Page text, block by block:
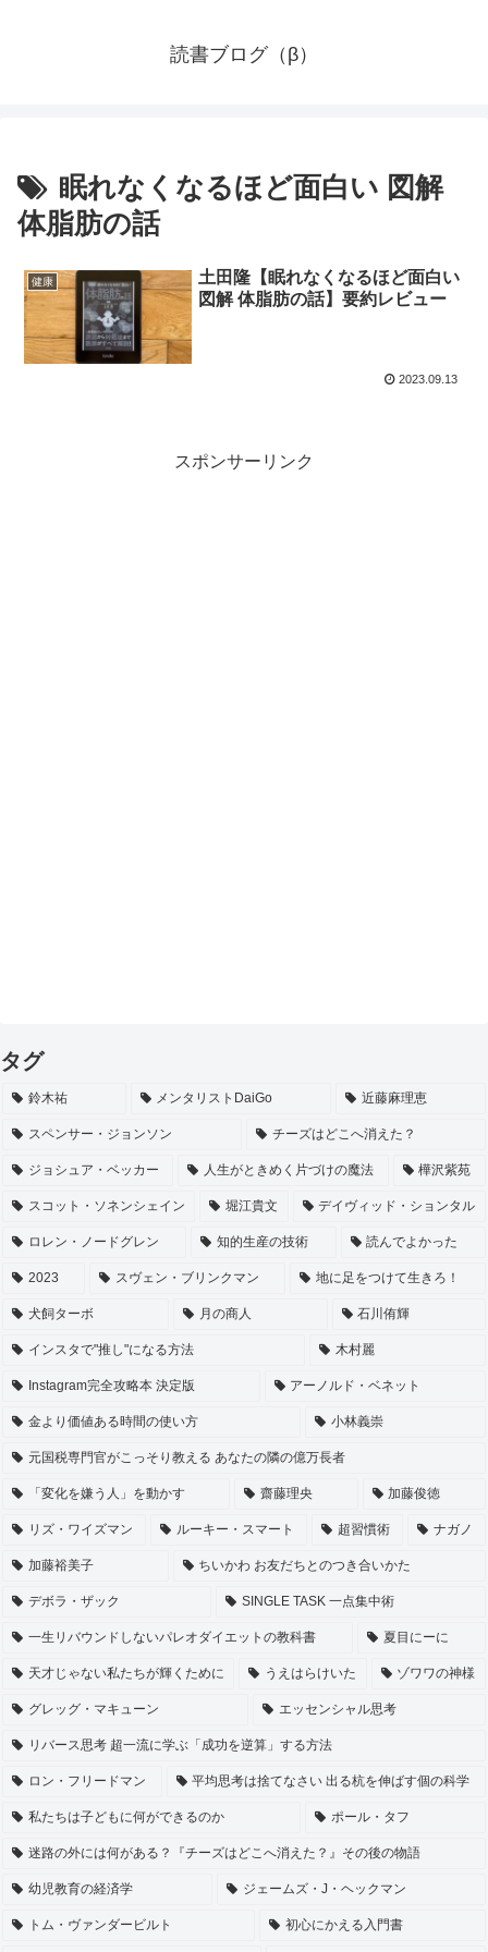
読書ブログ（β）
眠れなくなるほど面白い 図解
体脂肪の話
健康
土田隆【眠れなくなるほど面白い
図解 体脂肪の話】要約レビュー
2023.09.13
スポンサーリンク
タグ
鈴木祐 メンタリストDaiGo 近藤麻理恵
スペンサー・ジョンソン チーズはどこへ消えた？
ジョシュア・ベッカー 人生がときめく片づけの魔法 樺沢紫苑
スコット・ソネンシェイン 堀江貴文 デイヴィッド・ションタル
ロレン・ノードグレン 知的生産の技術 読んでよかった
2023 スヴェン・ブリンクマン 地に足をつけて生きろ！
犬飼ターボ 月の商人 石川侑輝
インスタで"推し"になる方法 木村麗
Instagram完全攻略本 決定版 アーノルド・ベネット
金より価値ある時間の使い方 小林義崇
元国税専門官がこっそり教える あなたの隣の億万長者
「変化を嫌う人」を動かす 齋藤理央 加藤俊徳
リズ・ワイズマン ルーキー・スマート 超習慣術 ナガノ
加藤裕美子 ちいかわ お友だちとのつき合いかた
デボラ・ザック SINGLE TASK 一点集中術
一生リバウンドしないパレオダイエットの教科書 夏目にーに
天才じゃない私たちが輝くために うえはらけいた ゾワワの神様
グレッグ・マキューン エッセンシャル思考
リバース思考 超一流に学ぶ「成功を逆算」する方法
ロン・フリードマン 平均思考は捨てなさい 出る杭を伸ばす個の科学
私たちは子どもに何ができるのか ポール・タフ
迷路の外には何がある？『チーズはどこへ消えた？』その後の物語
幼児教育の経済学 ジェームズ・J・ヘックマン
トム・ヴァンダービルト 初心にかえる入門書